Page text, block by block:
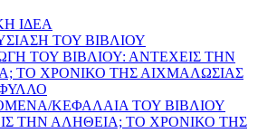
ΙΔΕΑ
ΤΟΥ ΒΙΒΛΙΟΥ
ΤΟΥ ΒΙΒΛΙΟΥ: ΑΝΤΕΧΕΙΣ ΤΗΝ
ΤΟ ΧΡΟΝΙΚΟ ΤΗΣ ΑΙΧΜΑΛΩΣΙΑΣ
ΚΕΦΑΛΑΙΑ ΤΟΥ ΒΙΒΛΙΟΥ
ΤΗΝ ΑΛΗΘΕΙΑ; ΤΟ ΧΡΟΝΙΚΟ ΤΗΣ